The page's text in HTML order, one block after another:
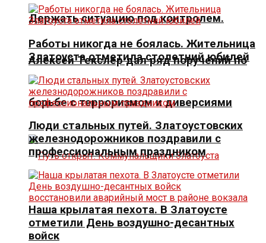
Держать ситуацию под контролем.
Алексей Текслер дал ряд поручений по
борьбе с терроризмом и диверсиями
Работы никогда не боялась. Жительница
Златоуста отметила столетний юбилей
Люди стальных путей. Златоустовских
железнодорожников поздравили с
профессиональным праздником
Наша крылатая пехота. В Златоусте
отметили День воздушно-десантных
войск